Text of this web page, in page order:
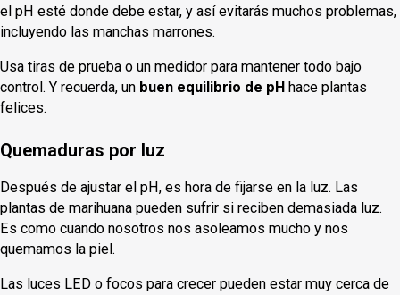
el pH esté donde debe estar, y así evitarás muchos problemas,
incluyendo las manchas marrones.
Usa tiras de prueba o un medidor para mantener todo bajo
control. Y recuerda, un buen equilibrio de pH hace plantas
felices.
Quemaduras por luz
Después de ajustar el pH, es hora de fijarse en la luz. Las
plantas de marihuana pueden sufrir si reciben demasiada luz.
Es como cuando nosotros nos asoleamos mucho y nos
quemamos la piel.
Las luces LED o focos para crecer pueden estar muy cerca de